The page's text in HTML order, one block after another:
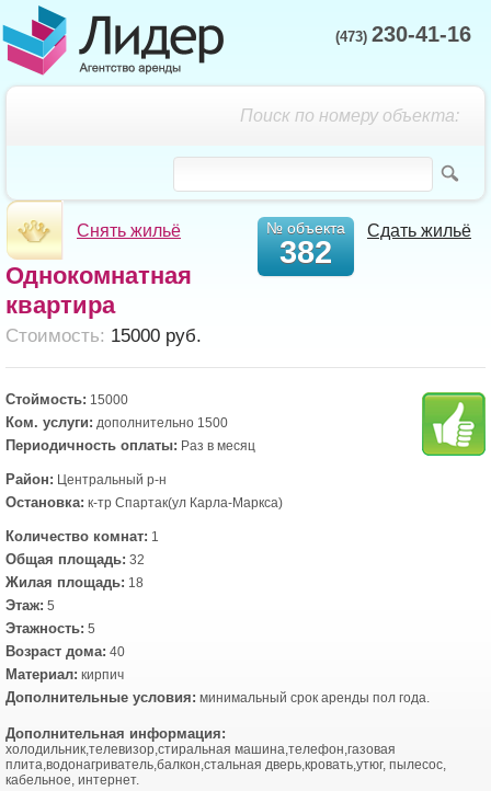
(473) 230-41-16
Поиск по номеру объекта:
Снять жильё Сдать жильё
№ объекта
382
Однокомнатная
квартира
Cтоимость: 15000 руб.
Стоймость: 15000
Ком. услуги: дополнительно 1500
Периодичность оплаты: Раз в месяц
Район: Центральный р-н
Остановка: к-тр Спартак(ул Карла-Маркса)
Количество комнат: 1
Общая площадь: 32
Жилая площадь: 18
Этаж: 5
Этажность: 5
Возраст дома: 40
Материал: кирпич
Дополнительные условия: минимальный срок аренды пол года.
Дополнительная информация:
холодильник,телевизор,стиральная машина,телефон,газовая
плита,водонагриватель,балкон,стальная дверь,кровать,утюг, пылесос,
кабельное, интернет.